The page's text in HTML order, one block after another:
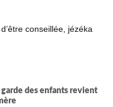
conseillée, jézéka
des enfants revient